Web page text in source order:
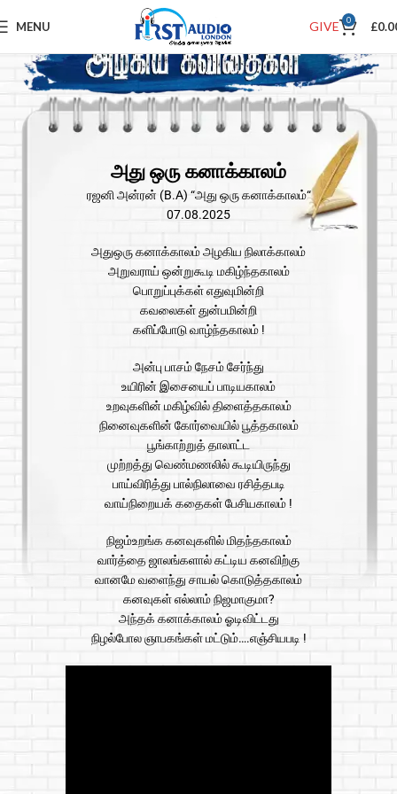
MENU GIVE 0 £
அது ஒரு கனாக்காலம்
ரஜனி அன்ரன் (B.A) “அது ஒரு கனாக்காலம்“
07.08.2025
அதுஒரு கனாக்காலம் அழகிய நிலாக்காலம்
அறுவராய் ஒன்றுகூடி மகிழ்ந்தகாலம்
பொறுப்புக்கள் எதுவுமின்றி
கவலைகள் துன்பமின்றி
களிப்போடு வாழ்ந்தகாலம் !
அன்பு பாசம் நேசம் சேர்ந்து
உயிரின் இசையைப் பாடியகாலம்
உறவுகளின் மகிழ்வில் திளைத்தகாலம்
நினைவுகளின் கோர்வையில் பூத்தகாலம்
பூங்காற்றுத் தாலாட்ட
முற்றத்து வெண்மணலில் கூடியிருந்து
பாய்விரித்து பால்நிலாவை ரசித்தபடி
வாய்நிறையக் கதைகள் பேசியகாலம் !
நிஜம்உறங்க கனவுகளில் மிதந்தகாலம்
வார்த்தை ஜாலங்களால் கட்டிய கனவிற்கு
வானமே வளைந்து சாயல் கொடுத்தகாலம்
கனவுகள் எல்லாம் நிஜமாகுமா?
அந்தக் கனாக்காலம் ஓடிவிட்டது
நிழல்போல ஞாபகங்கள் மட்டும்….எஞ்சியபடி !